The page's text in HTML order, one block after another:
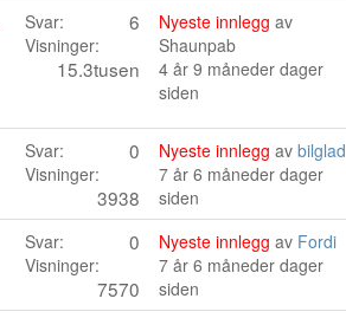
Svar: 6
Visninger:
15.3tusen
Nyeste innlegg av
Shaunpab
4 år 9 måneder dager
siden
Svar: 0
Visninger:
3938
Nyeste innlegg av bilglad
7 år 6 måneder dager
siden
Svar: 0
Visninger:
7570
Nyeste innlegg av Fordi
7 år 6 måneder dager
siden